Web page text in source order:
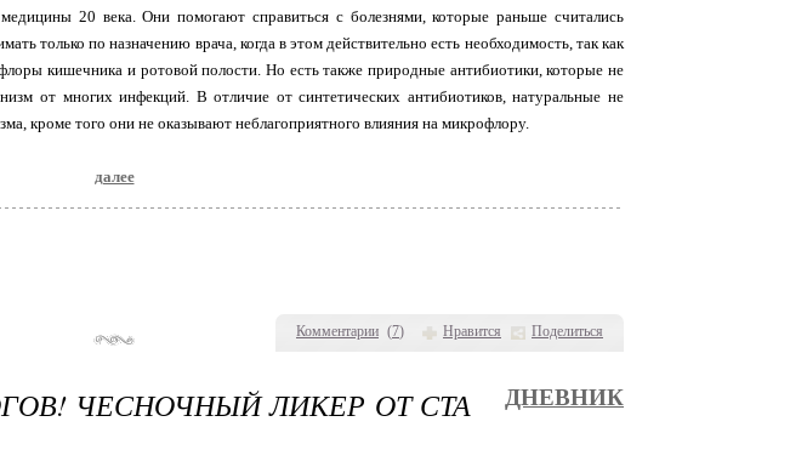
Комментарии (7) Нравится Поделиться
20 века. Они помогают справиться с болезнями, которые раньше считались
только по назначению врача, когда в этом действительно есть необходимость, так как
кишечника и ротовой полости. Но есть также природные антибиотики, которые не
от многих инфекций. В отличие от синтетических антибиотиков, натуральные не
кроме того они не оказывают неблагоприятного влияния на микрофлору.
далее
ЧЕСНОЧНЫЙ ЛИКЕР ОТ СТА
ДНЕВНИК